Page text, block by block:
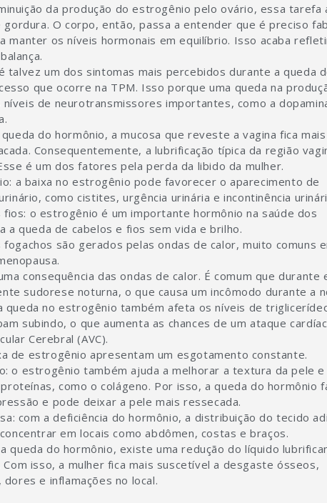
da produção do estrogênio pelo ovário, essa tarefa
O corpo, então, passa a entender que é preciso
manter os níveis hormonais em equilíbrio. Isso acaba
talvez um dos sintomas mais percebidos durante a queda
que ocorre na TPM. Isso porque uma queda na
de neurotransmissores importantes, como a
do hormônio, a mucosa que reveste a vagina fica
Consequentemente, a lubrificação típica da região
é um dos fatores pela perda da libido da mulher.
a baixa no estrogênio pode favorecer o aparecimento de
como cistites, urgência urinária e incontinência
o estrogênio é um importante hormônio na saúde dos
a queda de cabelos e fios sem vida e brilho.
são gerados pelas ondas de calor, muito comuns
consequência das ondas de calor. É comum que durante
sudorese noturna, o que causa um incômodo durante a
queda no estrogênio também afeta os níveis de
subindo, o que aumenta as chances de um ataque
Cerebral (AVC).
de estrogênio apresentam um esgotamento constante.
o estrogênio também ajuda a melhorar a textura da pele e
como o colágeno. Por isso, a queda do hormônio
e pode deixar a pele mais ressecada.
com a deficiência do hormônio, a distribuição do tecido
em locais como abdômen, costas e braços.
queda do hormônio, existe uma redução do líquido
isso, a mulher fica mais suscetível a desgaste ósseos,
e inflamações no local.